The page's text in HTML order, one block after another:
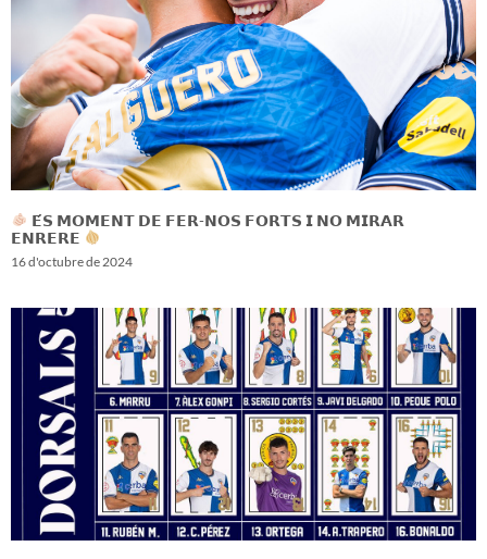
𝗘́𝗦 𝗠𝗢𝗠𝗘𝗡𝗧 𝗗𝗘 𝗙𝗘𝗥-𝗡𝗢𝗦 𝗙𝗢𝗥𝗧𝗦 𝗜 𝗡𝗢 𝗠𝗜𝗥𝗔𝗥
𝗘𝗡𝗥𝗘𝗥𝗘
16 d'octubre de 2024